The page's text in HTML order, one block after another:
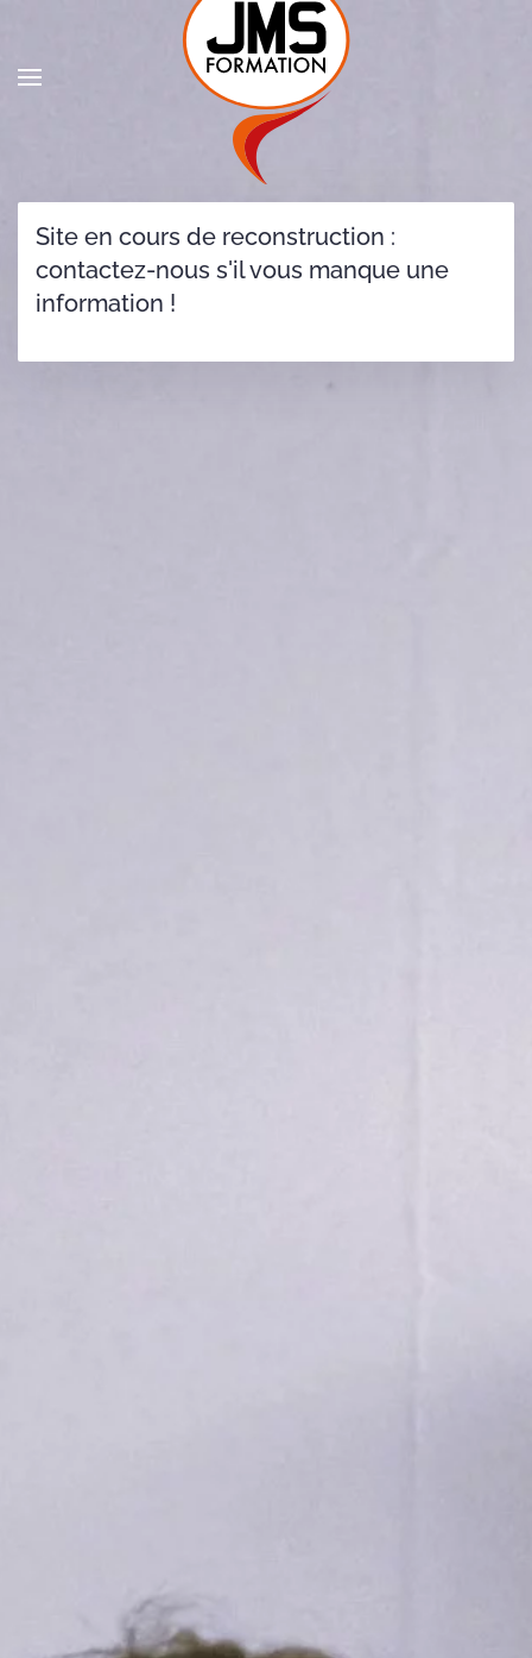
Site en cours de reconstruction :
contactez-nous s'il vous manque une
information !